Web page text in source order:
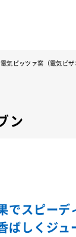
電気ピッツァ窯（電気ピザ
ン
でスピーデ
ばしくジュ